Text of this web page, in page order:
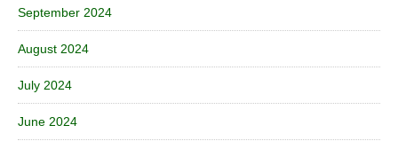
September 2024
August 2024
July 2024
June 2024